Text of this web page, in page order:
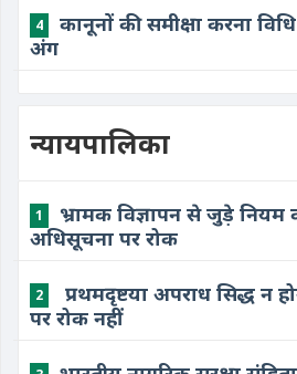
4
कानूनों की समीक्षा करना
अंग
न्यायपालिका
1
भ्रामक विज्ञापन से जुड़े नियम
अधिसूचना पर रोक
2
प्रथमदृष्टया अपराध सिद्ध न
पर रोक नहीं